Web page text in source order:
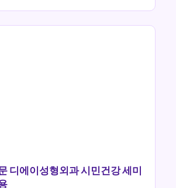
디에이성형외과 시민건강 세미